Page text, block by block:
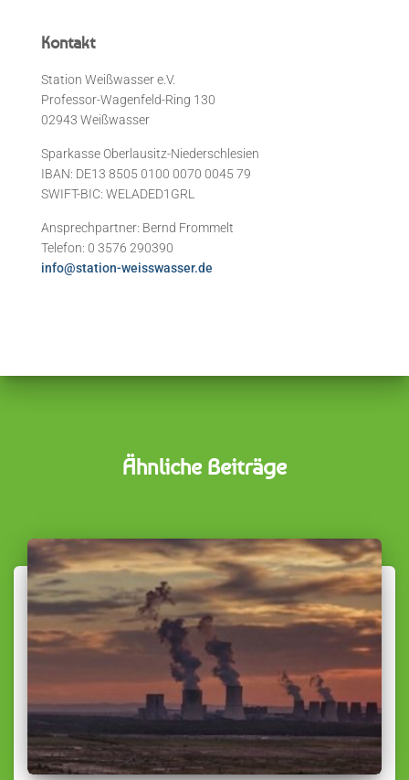
Kontakt
Station Weißwasser e.V.
Professor-Wagenfeld-Ring 130
02943 Weißwasser
Sparkasse Oberlausitz-Niederschlesien
IBAN: DE13 8505 0100 0070 0045 79
SWIFT-BIC: WELADED1GRL
Ansprechpartner: Bernd Frommelt
Telefon: 0 3576 290390
info@station-weisswasser.de
Ähnliche Beiträge